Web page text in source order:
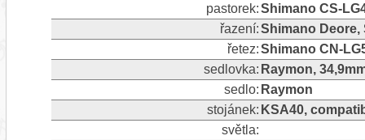
pastorek:Shimano CS-
řazení:Shimano Deore,
řetez:Shimano CN-
sedlovka: Raymon,
sedlo: Raymon
stojánek: KSA40,
světla: